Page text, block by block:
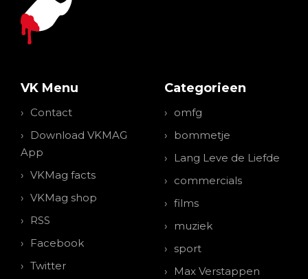
VK Menu
Contact
Download VKMAG
App
VKMag facts
VKMag shop
RSS
Facebook
Twitter
Categorieen
omfg
bommetje
Lang Leve de Liefde
commercials
films
muziek
sport
Max Verstappen